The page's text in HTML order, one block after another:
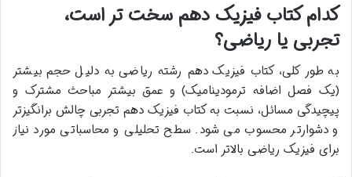
کدام کتاب فیزیک دهم سخت تر است،
تجربی یا ریاضی؟
به طور کلی، کتاب فیزیک دهم رشته ریاضی به دلیل حجم بیشتر
(یک فصل اضافه ترمودینامیک) و عمق بیشتر مباحث مشترک و
پیچیدگی مسائل، نسبت به کتاب فیزیک دهم تجربی چالش برانگیزتر
و دشوارتر محسوب می شود. سطح تحلیلی و محاسباتی مورد نیاز
برای فیزیک ریاضی بالاتر است.